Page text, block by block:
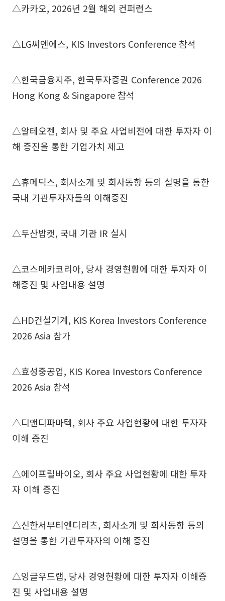
△카카오, 2026년 2월 해외 컨퍼런스
△LG씨엔에스, KIS Investors Conference 참석
△한국금융지주, 한국투자증권 Conference 2026
Hong Kong & Singapore 참석
△알테오젠, 회사 및 주요 사업비전에 대한 투자자 이
해 증진을 통한 기업가치 제고
△휴메딕스, 회사소개 및 회사동향 등의 설명을 통한
국내 기관투자자들의 이해증진
△두산밥캣, 국내 기관 IR 실시
△코스메카코리아, 당사 경영현황에 대한 투자자 이
해증진 및 사업내용 설명
△HD건설기계, KIS Korea Investors Conference
2026 Asia 참가
△효성중공업, KIS Korea Investors Conference
2026 Asia 참석
△디앤디파마텍, 회사 주요 사업현황에 대한 투자자
이해 증진
△에이프릴바이오, 회사 주요 사업현황에 대한 투자
자 이해 증진
△신한서부티엔디리츠, 회사소개 및 회사동향 등의
설명을 통한 기관투자자의 이해 증진
△잉글우드랩, 당사 경영현황에 대한 투자자 이해증
진 및 사업내용 설명